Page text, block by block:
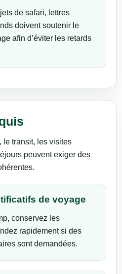
de safari, lettres
doivent soutenir le
afin d’éviter les retards
le transit, les visites
peuvent exiger des
de voyage
conservez les
rapidement si des
sont demandées.